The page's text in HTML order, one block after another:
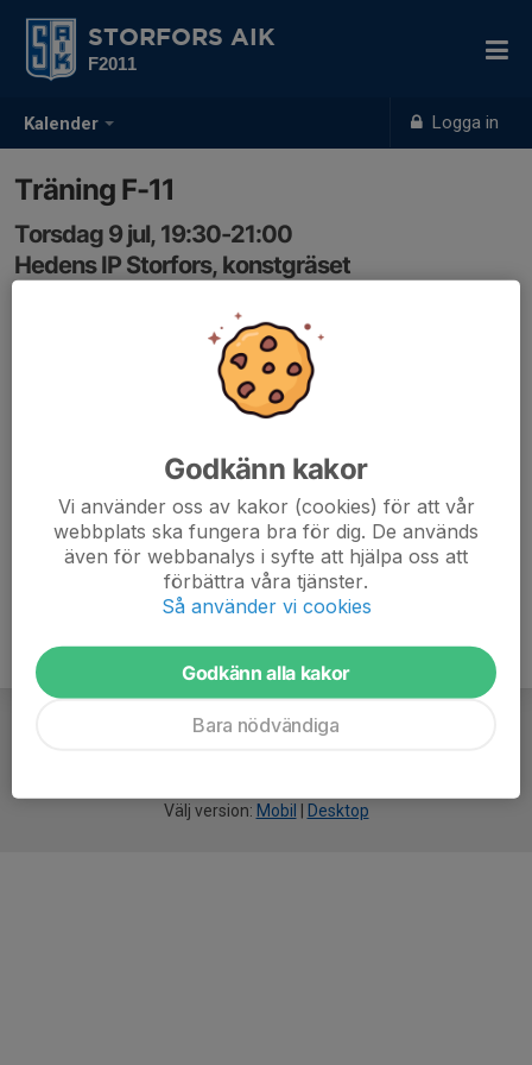
Kalender Logga in
STORFORS AIK
F2011
Träning F-11
Torsdag 9 jul, 19:30-21:00
Hedens IP Storfors, konstgräset
Välj version: Mobil Desktop
Godkänn kakor
Vi använder oss av kakor (cookies) för att vår
webbplats ska fungera bra för dig. De används
även för webbanalys i syfte att hjälpa oss att
förbättra våra tjänster.
Så använder vi cookies
Godkänn alla kakor
Bara nödvändiga